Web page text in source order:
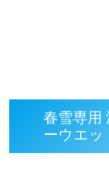
春雪専
ーウエッ